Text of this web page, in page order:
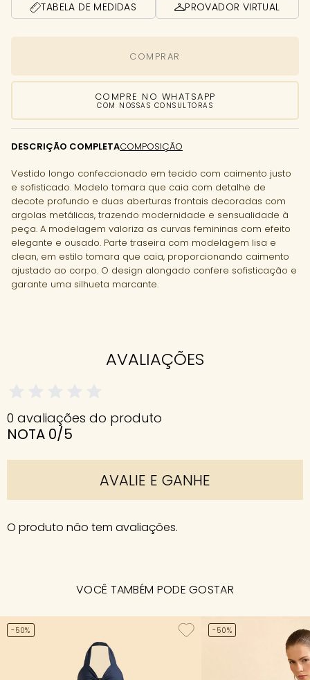
TABELA DE MEDIDAS PROVADOR VIRTUAL
COMPRAR
COMPRE NO WHATSAPP
COM NOSSAS CONSULTORAS
DESCRIÇÃO COMPLETACOMPOSIÇÃO
Vestido longo confeccionado em tecido com caimento justo
e sofisticado. Modelo tomara que caia com detalhe de
decote profundo e duas aberturas frontais decoradas com
argolas metálicas, trazendo modernidade e sensualidade à
peça. A modelagem valoriza as curvas femininas com efeito
elegante e ousado. Parte traseira com modelagem lisa e
clean, em estilo tomara que caia, proporcionando caimento
ajustado ao corpo. O design alongado confere sofisticação e
garante uma silhueta marcante.
AVALIAÇÕES
0 avaliações do produto
NOTA 0/5
AVALIE E GANHE
O produto não tem avaliações.
VOCÊ TAMBÉM PODE GOSTAR
-50% -50%